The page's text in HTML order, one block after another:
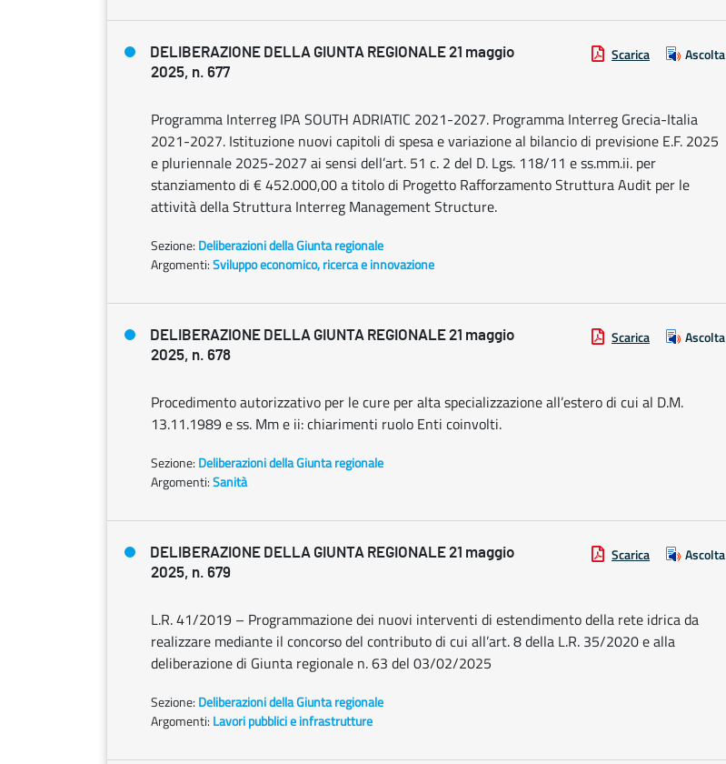
DELIBERAZIONE DELLA GIUNTA REGIONALE 21 maggio
2025, n. 677
Scarica Ascolta
Programma Interreg IPA SOUTH ADRIATIC 2021-2027. Programma Interreg Grecia-Italia
2021-2027. Istituzione nuovi capitoli di spesa e variazione al bilancio di previsione E.F. 2025
e pluriennale 2025-2027 ai sensi dell’art. 51 c. 2 del D. Lgs. 118/11 e ss.mm.ii. per
stanziamento di € 452.000,00 a titolo di Progetto Rafforzamento Struttura Audit per le
attività della Struttura Interreg Management Structure.
Sezione: Deliberazioni della Giunta regionale
Argomenti:Sviluppo economico, ricerca e innovazione
DELIBERAZIONE DELLA GIUNTA REGIONALE 21 maggio
2025, n. 678
Scarica Ascolta
Procedimento autorizzativo per le cure per alta specializzazione all’estero di cui al D.M.
13.11.1989 e ss. Mm e ii: chiarimenti ruolo Enti coinvolti.
Sezione: Deliberazioni della Giunta regionale
Argomenti:Sanità
DELIBERAZIONE DELLA GIUNTA REGIONALE 21 maggio
2025, n. 679
Scarica Ascolta
L.R. 41/2019 – Programmazione dei nuovi interventi di estendimento della rete idrica da
realizzare mediante il concorso del contributo di cui all’art. 8 della L.R. 35/2020 e alla
deliberazione di Giunta regionale n. 63 del 03/02/2025
Sezione: Deliberazioni della Giunta regionale
Argomenti: Lavori pubblici e infrastrutture